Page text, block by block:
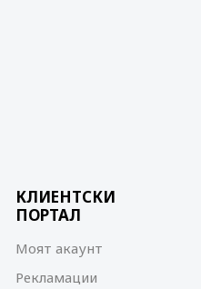
КЛИЕНТСКИ
ПОРТАЛ
Моят акаунт
Рекламации